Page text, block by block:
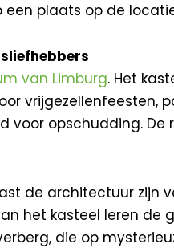
plaats op de
van Limburg. Het
vrijgezellenfeesten,
voor opschudding.
de architectuur zijn
het kasteel leren
die op